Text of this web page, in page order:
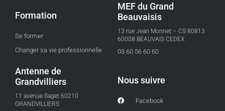
Formation
Se former
Changer sa vie professionnelle
MEF du Grand
Beauvaisis
13 rue Jean Monnet – CS 80813
60008 BEAUVAIS CEDEX
03 60 56 60 60
Antenne de
Grandvilliers
11 avenue Saget 60210
GRANDVILLIERS
Nous suivre
Facebook